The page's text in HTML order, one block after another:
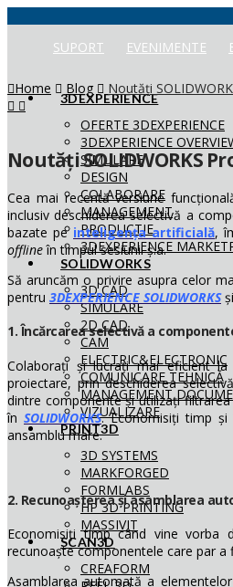
SUPORT EVENIMENTE
3DEXPERIENCE
OFERTE 3DEXPERIENCE
3DEXPERIENCE
SIMULARE
DESIGN
COLABORARE
MANAGEMENT
PRODUCTIE
3DEXPERIENCE
SOLIDWORKS
3D CAD
SIMULARE
2D CAD
CAM
ELECTRIC&ELECTRONIC
COMUNICARE TEHNICĂ
MANAGEMENT
VIZUALIZARE
PRINT3D
3D SYSTEMS
MARKFORGED
FORMLABS
HP 3D PRINTING
MASSIVIT
SCAN3D
CREAFORM
Home Blog Noutăți
Noutăți SOLIDWORKS
Cea mai recentă versiune
inclusiv deschiderea selectivă a
bazate pe inteligența artificială,
offlineîn timpul sesiunii ș.a.
Să aruncăm o privire asupra celor
pentru 3DEXPERIENCE SOLIDWORKSși
1. Încărcarea selectivă a
Colaborați și lucrați mai eficient
proiectare, prin deschiderea
dintre componente și utilizați
înSOLIDWORKS. Economisiți timp și
ansamblu mare.
2. Recunoașterea și asamblarea
Economisiți timp când vine vorba
recunoaște componentele care par
Asamblarea automată a